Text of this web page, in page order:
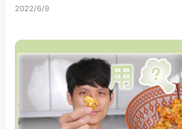
2022/6/9